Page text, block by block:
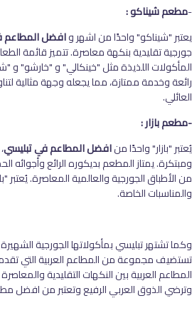
-مطعم شيناكو :
يعتبر "شيناكو" واحدًا من اشهر وافضل المطاعم
جورجية تقليدية بنكهة معاصرة. تتميز قائمة
المأكولات اللذيذة مثل "خينكالي" و "خارشو" و
رائعة وخدمة ممتازة، مما يجعله وجهة مثالية
العائلي.
-مطعم بازار :
يُعتبر "بازار" واحدًا منافضل المطاعم في تبليسي
ومبتكرة. يمتاز المطعم بديكوره الرائع
من الأطباق الجورجية والعالمية المعاصرة. يُعتبر
والمناسبات الخاصة.
وكما تشتهر تبليسي بمأكولاتها الجورجية الشهيرة
تستضيف مجموعة من المطاعم العربية التي
المطاعم العربية بين النكهات التقليدية
وترضي الذوق العربي الرفيع وتعتبر من افضل